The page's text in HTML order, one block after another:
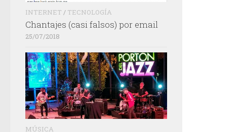
INTERNET / TECNOLOGÍA
Chantajes (casi falsos) por email
25/07/2018
MÚSICA